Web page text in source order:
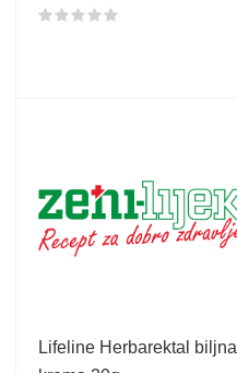
Lifeline Herbarektal biljna